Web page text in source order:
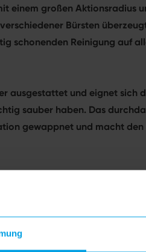
einem großen Aktionsradius
Bürsten
schonenden Reinigung auf
ausgestattet und eignet sich
sauber haben. Das
gewappnet und macht